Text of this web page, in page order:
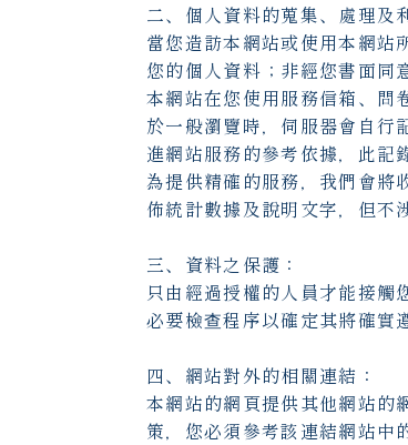
二、個人資料的蒐集、處理及
當您造訪本網站或使用本網站
您的個人資料；非經您書面同
本網站在您使用服務信箱、問
於一般瀏覽時，伺服器會自
進網站服務的參考依據，此記
為提供精確的服務，我們會將
佈統計數據及說明文字，但不
三、資料之保護：
只由經過授權的人員才能接觸
必要檢查程序以確定其將確實
四、網站對外的相關連結：
本網站的網頁提供其他網站的
策，您必須參考該連結網站中